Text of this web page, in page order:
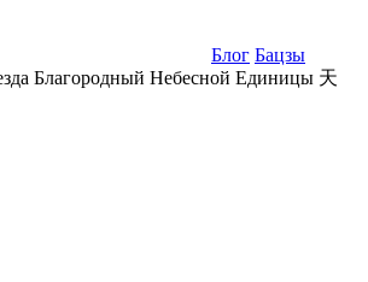
Блог Бацзы
Благородный Небесной Единицы 天